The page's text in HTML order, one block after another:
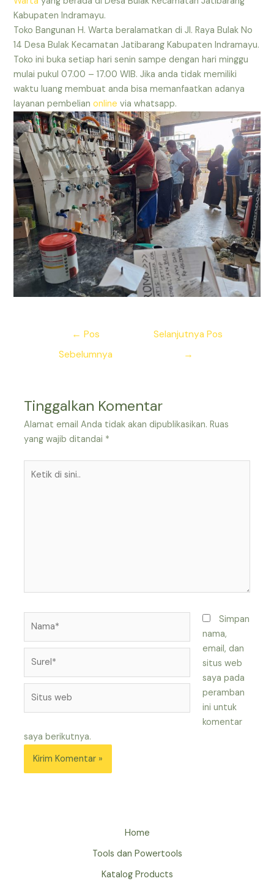
Kabupaten Indramayu.
Toko Bangunan H. Warta beralamatkan di Jl. Raya Bulak No
14 Desa Bulak Kecamatan Jatibarang Kabupaten Indramayu.
Toko ini buka setiap hari senin sampe dengan hari minggu
mulai pukul 07.00 – 17.00 WIB. Jika anda tidak memiliki
waktu luang membuat anda bisa memanfaatkan adanya
layanan pembelianonline via whatsapp.
← Pos
Sebelumnya
Selanjutnya Pos
→
Tinggalkan Komentar
Alamat email Anda tidak akan dipublikasikan. Ruas
yang wajib ditandai *
web
Simpan
nama,
email, dan
situs web
saya pada
peramban
ini untuk
komentar
saya berikutnya.
Home
Tools dan Powertools
Katalog Products